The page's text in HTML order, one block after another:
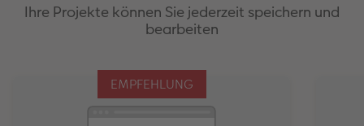
Ihre Projekte können Sie jederzeit speichern und
bearbeiten
EMPFEHLUNG